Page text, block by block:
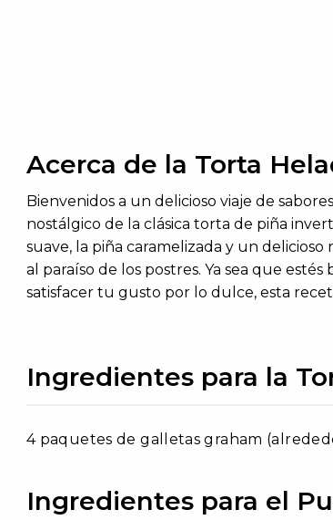
Acerca de la Torta
Bienvenidos a un delicioso viaje de
nostálgico de la clásica torta de piña
suave, la piña caramelizada y un
al paraíso de los postres. Ya sea que
satisfacer tu gusto por lo dulce, esta
Ingredientes para la
4 paquetes de galletas graham
Ingredientes para el